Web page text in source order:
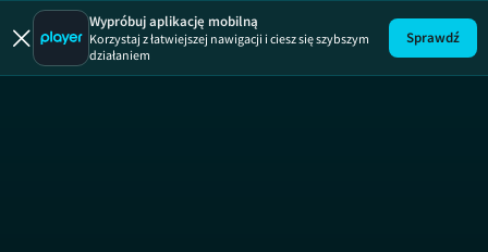
Blizna Blizna, sezon 1, odcinek 8
Wypróbuj aplikację mobilną
Korzystaj z łatwiejszej nawigacji i ciesz się szybszym
działaniem
Sprawdź